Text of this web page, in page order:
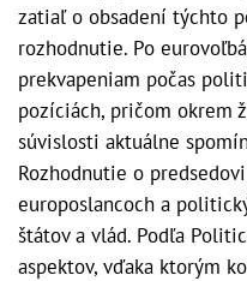
zatiaľ o obsadení týchto
rozhodnutie. Po
prekvapeniam počas
pozíciách, pričom okrem
súvislosti aktuálne
Rozhodnutie o
europoslancoch a
štátov a vlád. Podľa
aspektov, vďaka ktorým